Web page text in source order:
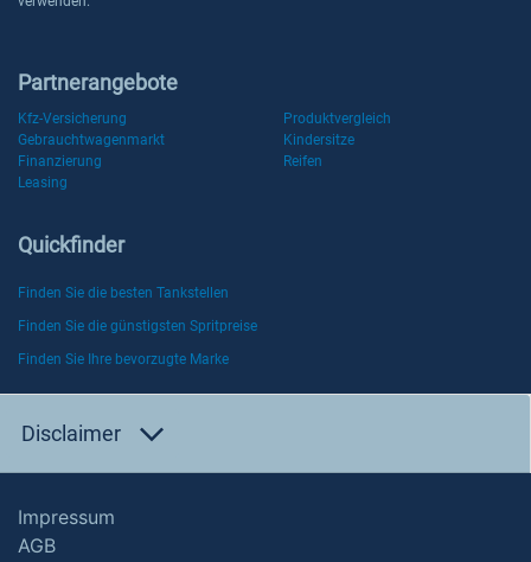
Partnerangebote
Kfz-Versicherung
Produktvergleich
Gebrauchtwagenmarkt
Kindersitze
Finanzierung
Reifen
Leasing
Quickfinder
Finden Sie die besten Tankstellen
Finden Sie die günstigsten Spritpreise
Finden Sie Ihre bevorzugte Marke
Disclaimer
Impressum
AGB